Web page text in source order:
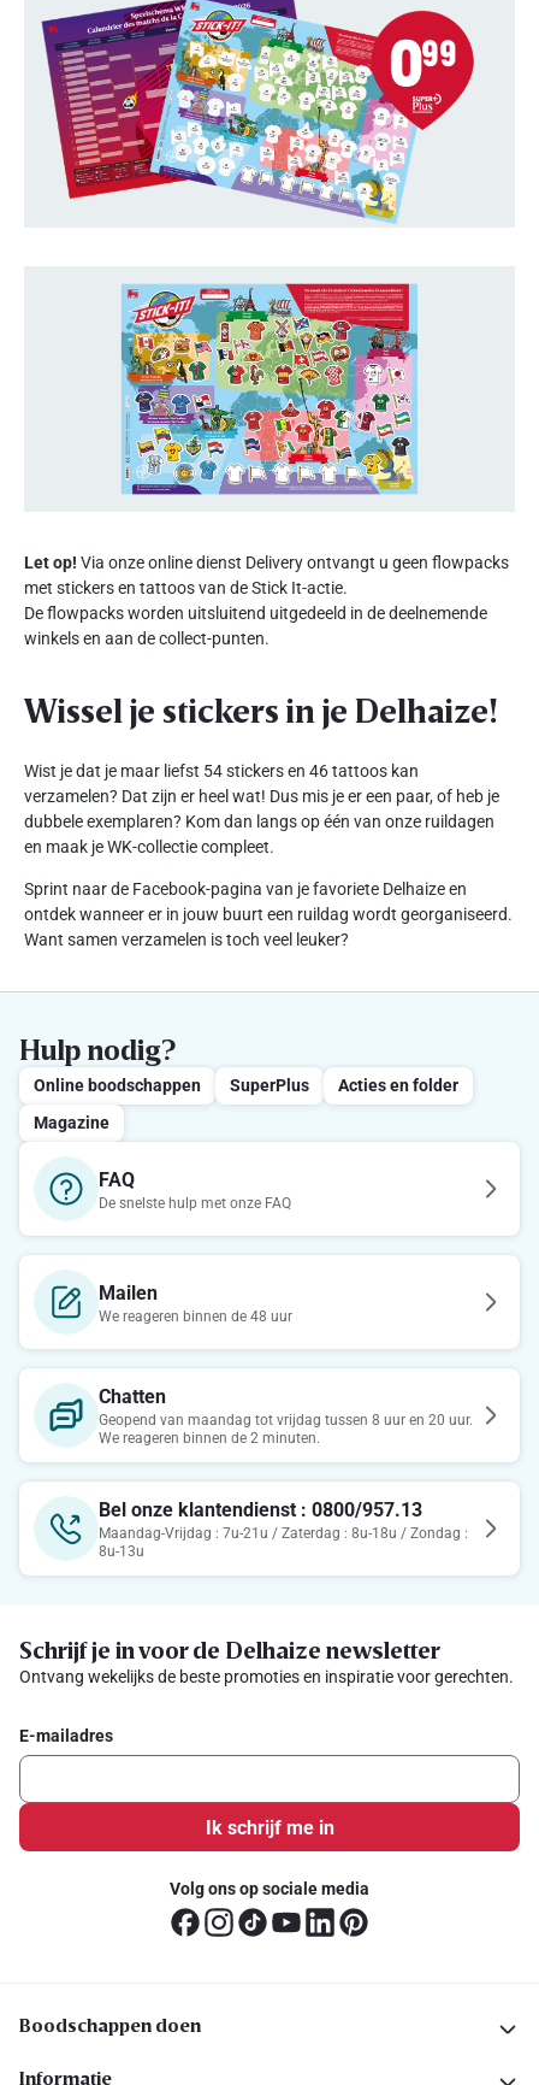
Let op! Via onze online dienst Delivery ontvangt u geen flowpacks
met stickers en tattoos van de Stick It-actie.
De flowpacks worden uitsluitend uitgedeeld in de deelnemende
winkels en aan de collect-punten.
Wissel je stickers in je Delhaize!
Wist je dat je maar liefst 54 stickers en 46 tattoos kan
verzamelen? Dat zijn er heel wat! Dus mis je er een paar, of heb je
dubbele exemplaren? Kom dan langs op één van onze ruildagen
en maak je WK-collectie compleet.
Sprint naar de Facebook-pagina van je favoriete Delhaize en
ontdek wanneer er in jouw buurt een ruildag wordt georganiseerd.
Want samen verzamelen is toch veel leuker?
Hulp nodig?
Online boodschappen SuperPlus
Acties en folder
Magazine
FAQ
De snelste hulp met onze FAQ
Mailen
We reageren binnen de 48 uur
Chatten
Geopend van maandag tot vrijdag tussen 8 uur en 20 uur.
We reageren binnen de 2 minuten.
Bel onze klantendienst : 0800/957.13
Maandag-Vrijdag : 7u-21u / Zaterdag : 8u-18u / Zondag :
8u-13u
Schrijf je in voor de Delhaize newsletter
Ontvang wekelijks de beste promoties en inspiratie voor gerechten.
E-mailadres
Ik schrijf me in
Volg ons op sociale media
Boodschappen doen
Informatie